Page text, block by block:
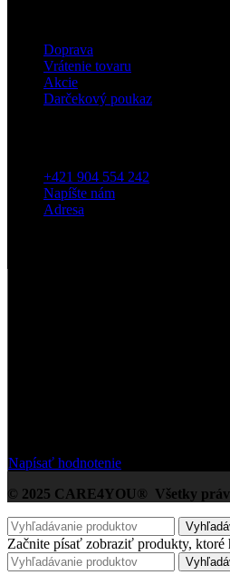
Doprava
Vrátenie tovaru
Akcie
Darčekový poukaz
+421 904 554 242
Napíšte nám
Adresa
Napísať hodnotenie
© 2025 CARE4YOU® Všetky
Začnite písať zobraziť produkty, ktoré